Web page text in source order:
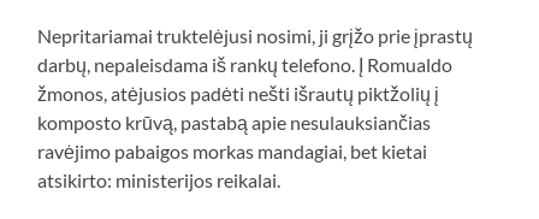
Nepritariamai truktelėjusi nosimi, ji grįžo prie įprastų
darbų, nepaleisdama iš rankų telefono. Į Romualdo
žmonos, atėjusios padėti nešti išrautų piktžolių į
komposto krūvą, pastabą apie nesulauksiančias
ravėjimo pabaigos morkas mandagiai, bet kietai
atsikirto: ministerijos reikalai.